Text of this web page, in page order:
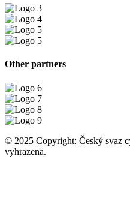
Other partners
© 2025 Copyright: Český svaz
vyhrazena.